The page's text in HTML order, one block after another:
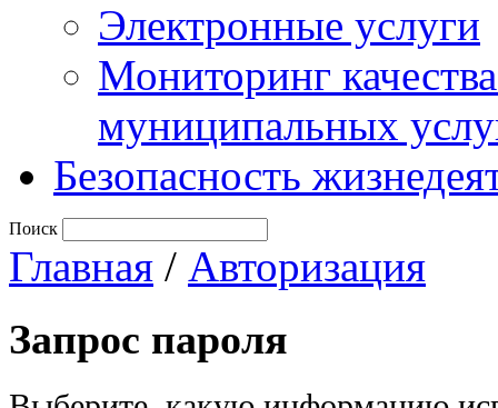
Электронные услуги
Мониторинг
муниципальных
Безопасность
Поиск
Главная / Авторизация
Запрос пароля